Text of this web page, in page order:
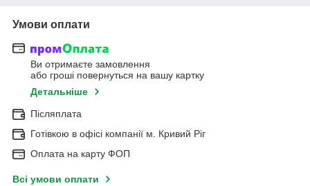
Умови оплати
Ви отримаєте замовлення
або гроші повернуться на вашу картку
Детальніше
Післяплата
Готівкою в офісі компанії м. Кривий Ріг
Оплата на карту ФОП
Всі умови оплати